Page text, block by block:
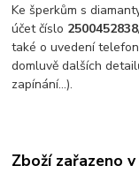
Ke šperkům s
účet číslo
také o uvedení
domluvě dalších
zapínání...).
Zboží zařazeno